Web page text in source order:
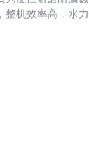
机效率高，水力